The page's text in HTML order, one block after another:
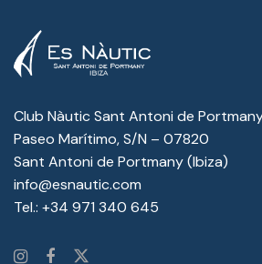
Club Nàutic Sant Antoni de
Paseo Marítimo, S/N – 07820
Sant Antoni de Portmany (Ibiza)
info@esnautic.com
Tel.: +34 971 340 645